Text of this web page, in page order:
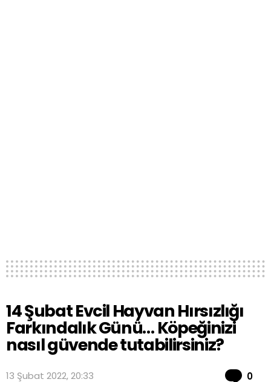
14 Şubat Evcil Hayvan Hırsızlığı
Farkındalık Günü… Köpeğinizi
nasıl güvende tutabilirsiniz?
13 Şubat 2022, 20:33 0